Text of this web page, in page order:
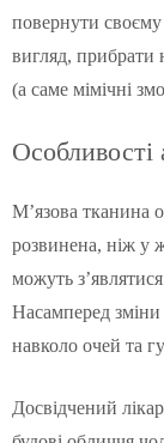
повернути
вигляд, прибрати
(а саме мімічні
Особливості
М’язова тканина
розвинена, ніж у
можуть
Насамперед зміни
навколо очей та
Досвідчений